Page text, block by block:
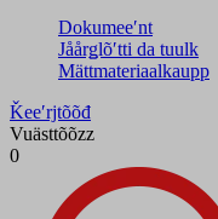
Dokumeeʹnt
Jåårǥlõʹtti da tuulk
Mättmateriaalkaupp
Ǩeeʹrjtõõđ
Vuästtõõzz
0